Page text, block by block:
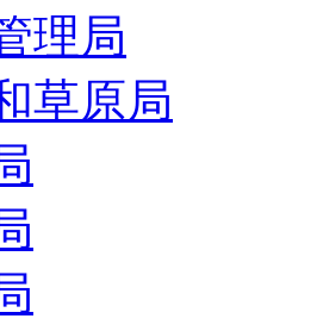
理局
草原局